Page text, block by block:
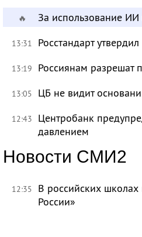
🔥 За использование
13:31 Росстандарт
13:19 Россиянам разрешат
13:05 ЦБ не видит
12:43
Центробанк
давлением
Новости СМИ2
12:35
В российских школах
России»